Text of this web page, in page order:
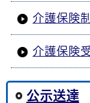
介護保険
介護保険
公示送達